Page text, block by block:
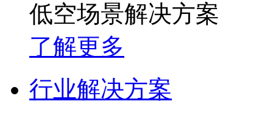
低空场景解决方案
了解更多
行业解决方案